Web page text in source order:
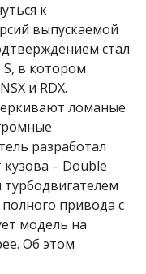
к
выпускаемой
стал
в котором
и RDX.
ломаные
разработал
– Double
привода с
модель на
Об этом